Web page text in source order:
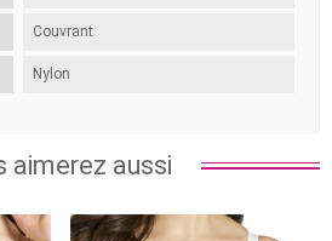
Couvrant
Nylon
aimerez aussi